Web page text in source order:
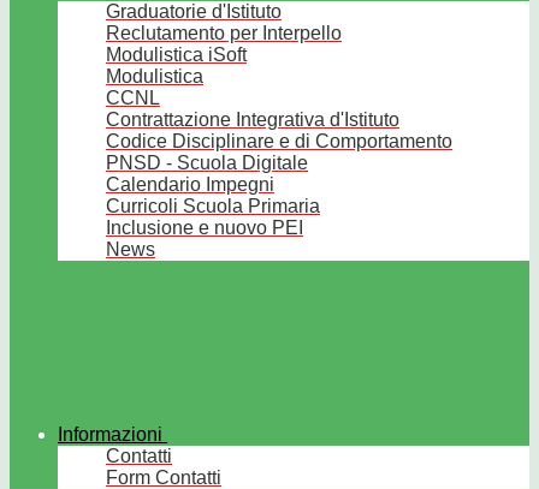
Graduatorie d'Istituto
Reclutamento per Interpello
Modulistica iSoft
Modulistica
CCNL
Contrattazione Integrativa d'Istituto
Codice Disciplinare e di Comportamento
PNSD - Scuola Digitale
Calendario Impegni
Curricoli Scuola Primaria
Inclusione e nuovo PEI
News
Informazioni
Contatti
Form Contatti